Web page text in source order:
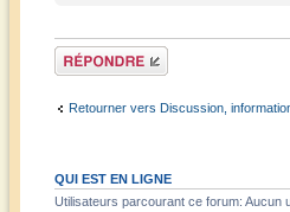
Répondre
Retourner vers Discussion,
QUI EST EN LIGNE
Utilisateurs parcourant ce forum: Aucun